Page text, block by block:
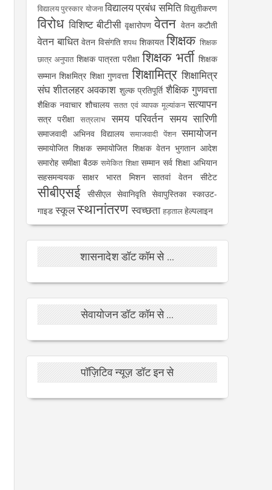
विद्यालय पुरस्कार योजनाविद्यालय प्रबंध समिति विद्युतीकरण
विरोध विशिष्ट बीटीसी वृक्षारोपण वेतन वेतन कटौती
वेतन बाधित वेतन विसंगति शपथ शिकायत शिक्षक शिक्षक
छात्र अनुपात शिक्षक पात्रता परीक्षा शिक्षक भर्ती शिक्षक
सम्मान शिक्षमित्र शिक्षा गुणवत्ता शिक्षामित्र शिक्षामित्र
संघ शीतलहर अवकाश शुल्क प्रतिपूर्ति शैक्षिक गुणवत्ता
शैक्षिक नवाचार शौचालय सतत एवं व्यापक मूल्यांकन सत्यापन
सत्र परीक्षा सत्रलाभ समय परिवर्तन समय सारिणी
समाजवादी अभिनव विद्यालय समाजवादी पेंशन समायोजन
समायोजित शिक्षक समायोजित शिक्षक वेतन भुगतान आदेश
समारोह समीक्षा बैठक समेकित शिक्षा सम्मान सर्व शिक्षा अभियान
सहसमन्वयक
साक्षर भारत मिशन सातवां वेतन सीटेट
सीबीएसई सीसीएल सेवानिवृति सेवापुस्तिका स्काउट-
गाइड स्कूलस्थानांतरण स्वच्छता हड़तालहेल्पलाइन
शासनादेश डॉट कॉम से ...
सेवायोजन डॉट कॉम से ...
पॉज़िटिव न्यूज़ डॉट इन से